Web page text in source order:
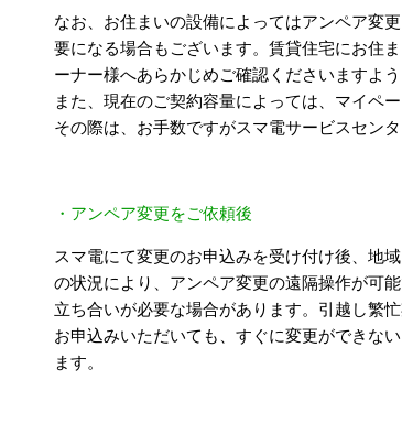
なお、お住まいの設備によってはアンペア変
要になる場合もございます。賃貸住宅にお住
ーナー様へあらかじめご確認くださいますよう
また、現在のご契約容量によっては、マイペ
その際は、お手数ですがスマ電サービスセン
・アンペア変更をご依頼後
スマ電にて変更のお申込みを受け付け後、地
の状況により、アンペア変更の遠隔操作が可
立ち合いが必要な場合があります。引越し繁
お申込みいただいても、すぐに変更ができな
ます。